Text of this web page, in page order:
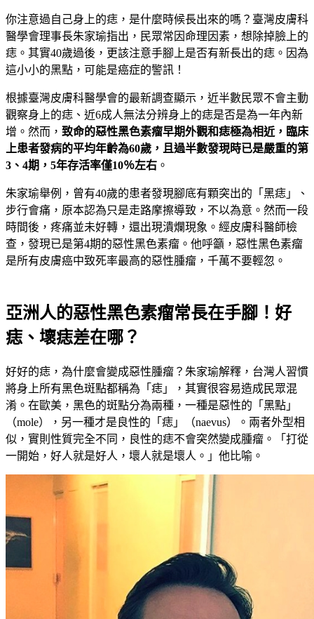
你注意過自己身上的痣，是什麼時候長出來的嗎？臺灣皮膚科
醫學會理事長朱家瑜指出，民眾常因命理因素，想除掉臉上的
痣。其實40歲過後，更該注意手腳上是否有新長出的痣。因為
這小小的黑點，可能是癌症的警訊！
根據臺灣皮膚科醫學會的最新調查顯示，近半數民眾不會主動
觀察身上的痣、近6成人無法分辨身上的痣是否是為一年內新
增。然而， 致命的惡性黑色素瘤早期外觀和痣極為相近，臨床
上患者發病的平均年齡為60歲，且過半數發現時已是嚴重的第
3、4期，5年存活率僅10％左右 。
朱家瑜舉例，曾有40歲的患者發現腳底有顆突出的「黑痣」、
步行會痛，原本認為只是走路摩擦導致，不以為意。然而一段
時間後，疼痛並未好轉，還出現潰爛現象。經皮膚科醫師檢
查，發現已是第4期的惡性黑色素瘤。他呼籲，惡性黑色素瘤
是所有皮膚癌中致死率最高的惡性腫瘤，千萬不要輕忽。
亞洲人的惡性黑色素瘤常長在手腳！好
痣、壞痣差在哪？
好好的痣，為什麼會變成惡性腫瘤？朱家瑜解釋，台灣人習慣
將身上所有黑色斑點都稱為「痣」，其實很容易造成民眾混
淆。在歐美，黑色的斑點分為兩種，一種是惡性的「黑點」
（mole），另一種才是良性的「痣」（naevus）。兩者外型相
似，實則性質完全不同，良性的痣不會突然變成腫瘤。「打從
一開始，好人就是好人，壞人就是壞人。」他比喻。